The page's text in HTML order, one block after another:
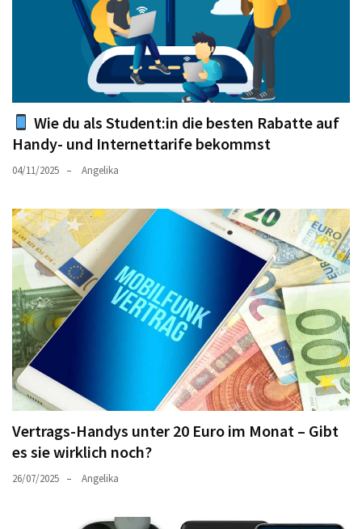
Wie du als Student:in die besten Rabatte auf
Handy- und Internettarife bekommst
04/11/2025 Angelika
Vertrags-Handys unter 20 Euro im Monat – Gibt
es sie wirklich noch?
26/07/2025 Angelika